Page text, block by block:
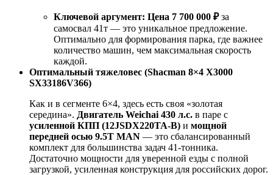
Ключевой аргумент: Цена 7 700 000 ₽за
самосвал 41т — это уникальное предложение.
Оптимально для формирования парка, где важнее
количество машин, чем максимальная скорость
каждой.
Оптимальный тяжеловес (Shacman 8×4 X3000
SX33186V366)
Как и в сегменте 6×4, здесь есть своя «золотая
середина». Двигатель Weichai 430 л.с. в паре с
усиленной КПП (12JSDX220TA-B) и мощной
передней осью 9.5T MAN — это сбалансированный
комплект для большинства задач 41-тонника.
Достаточно мощности для уверенной езды с полной
загрузкой, усиленная конструкция для российских дорог.